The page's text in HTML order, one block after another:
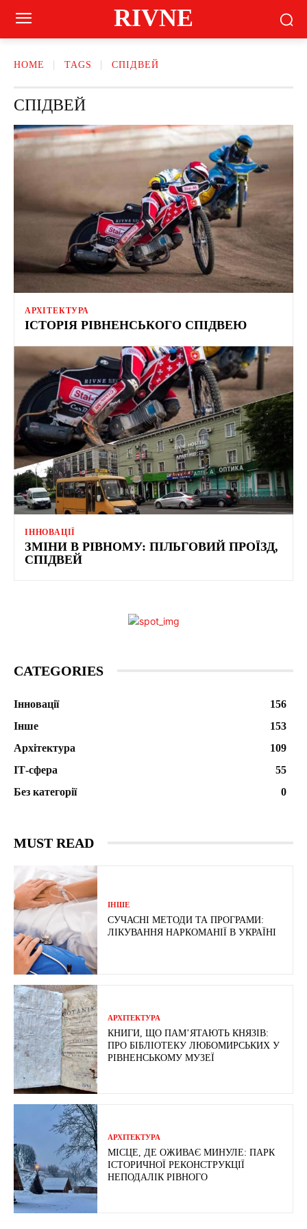
RIVNE
HOME TAGS СПІДВЕЙ
СПІДВЕЙ
АРХІТЕКТУРА
ІСТОРІЯ РІВНЕНСЬКОГО СПІДВЕЮ
ІННОВАЦІЇ
ЗМІНИ В РІВНОМУ: ПІЛЬГОВИЙ ПРОЇЗД,
СПІДВЕЙ
CATEGORIES
Інновації
156
Інше
153
Архітектура
109
ІТ-сфера
55
Без категорії
0
MUST READ
ІНШЕ
СУЧАСНІ МЕТОДИ ТА ПРОГРАМИ:
ЛІКУВАННЯ НАРКОМАНІЇ В УКРАЇНІ
АРХІТЕКТУРА
КНИГИ, ЩО ПАМ’ЯТАЮТЬ КНЯЗІВ:
ПРО БІБЛІОТЕКУ ЛЮБОМИРСЬКИХ У
РІВНЕНСЬКОМУ МУЗЕЇ
АРХІТЕКТУРА
МІСЦЕ, ДЕ ОЖИВАЄ МИНУЛЕ: ПАРК
ІСТОРИЧНОЇ РЕКОНСТРУКЦІЇ
НЕПОДАЛІК РІВНОГО